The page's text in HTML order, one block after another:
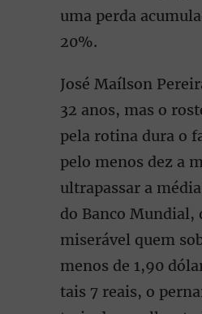
uma perda
20%.
José Maílson
32 anos, mas o
pela rotina dura o
pelo menos dez a
ultrapassar a
do Banco Mundial,
miserável quem
menos de 1,90
tais 7 reais, o